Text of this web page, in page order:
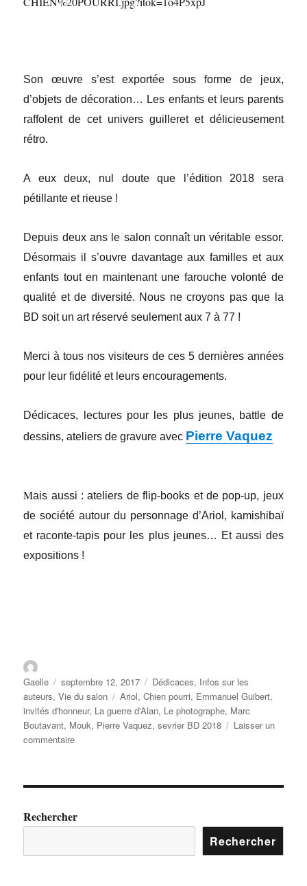
Son œuvre s’est exportée sous forme de jeux,
d’objets de décoration… Les enfants et leurs parents
raffolent de cet univers guilleret et délicieusement
rétro.
A eux deux, nul doute que l’édition 2018 sera
pétillante et rieuse !
Depuis deux ans le salon connaît un véritable essor.
Désormais il s’ouvre davantage aux familles et aux
enfants tout en maintenant une farouche volonté de
qualité et de diversité. Nous ne croyons pas que la
BD soit un art réservé seulement aux 7 à 77 !
Merci à tous nos visiteurs de ces 5 dernières années
pour leur fidélité et leurs encouragements.
Dédicaces, lectures pour les plus jeunes, battle de
dessins, ateliers de gravure avec Pierre Vaquez
Mais aussi : ateliers de flip-books et de pop-up, jeux
de société autour du personnage d’Ariol, kamishibaï
et raconte-tapis pour les plus jeunes… Et aussi des
expositions !
Gaelle septembre 12, 2017 Dédicaces, Infos sur les
auteurs,Vie du salon Ariol,Chien pourri, Emmanuel Guibert,
invités d'honneur, La guerre d'Alan, Le photographe, Marc
Boutavant, Mouk, Pierre Vaquez,sevrier BD 2018
Laisser un
commentaire
Rechercher
Rechercher